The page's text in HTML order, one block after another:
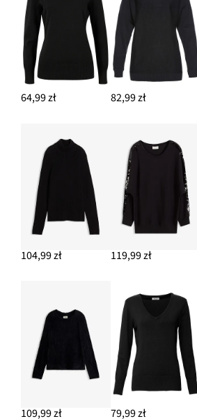
77,99 zł
DODAJ DO KOSZYKA
Kolczyki kółka z mosiądzu
97,99 zł
147,99 zł -12%
DODAJ DO KOSZYKA
64,99 zł 82,99 zł
104,99 zł 119,99 zł
109,99 zł 79,99 zł